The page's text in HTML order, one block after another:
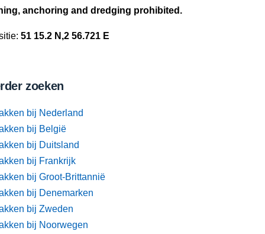
anchoring and dredging prohibited.
51 15.2 N,2 56.721 E
zoeken
bij Nederland
bij België
bij Duitsland
bij Frankrijk
bij Groot-Brittannië
bij Denemarken
bij Zweden
bij Noorwegen